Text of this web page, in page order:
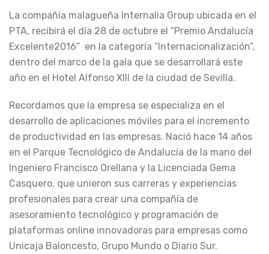
La compañía malagueña Internalia Group ubicada en el
PTA, recibirá el día 28 de octubre el “Premio Andalucía
Excelente2016” en la categoría “Internacionalización”,
dentro del marco de la gala que se desarrollará este
año en el Hotel Alfonso XIII de la ciudad de Sevilla.
Recordamos que la empresa se especializa en el
desarrollo de aplicaciones móviles para el incremento
de productividad en las empresas. Nació hace 14 años
en el Parque Tecnológico de Andalucía de la mano del
Ingeniero Francisco Orellana y la Licenciada Gema
Casquero, que unieron sus carreras y experiencias
profesionales para crear una compañía de
asesoramiento tecnológico y programación de
plataformas online innovadoras para empresas como
Unicaja Baloncesto, Grupo Mundo o Diario Sur.